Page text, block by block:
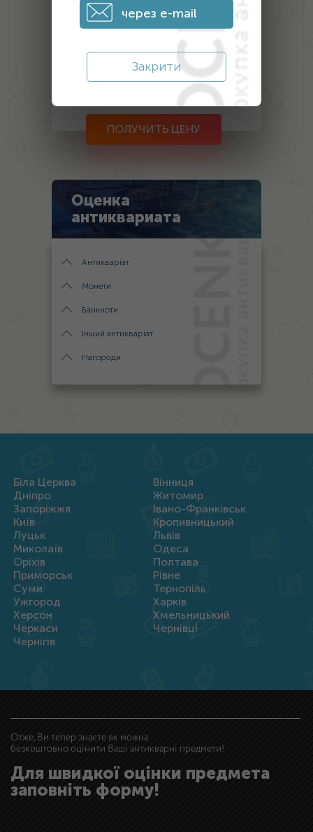
После отправки заявки на оценку, в
течение дня с вами свяжется наш
ПОЛУЧИТЬ ЦЕНУ
Оценка
антиквариата
Антикваріат
Монети
Банкноти
Інший антикваріат
Нагороди
Біла Церква
Вінниця
Дніпро
Житомир
Запоріжжя
Івано-Франківськ
Київ
Кропивницький
Луцьк
Львів
Миколаїв
Одеса
Оріхів
Полтава
Приморськ
Рівне
Суми
Тернопіль
Ужгород
Харків
Херсон
Хмельницький
Черкаси
Чернівці
Чернігів
Отже, Ви тепер знаєте як можна
безкоштовно оцінити Ваші антикварні предмети!
Для швидкої оцінки предмета
заповніть форму!
через e-mail
Закрити